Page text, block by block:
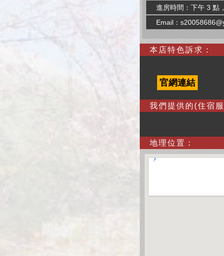
進房時間：下午 3 點
Email：
本店特色訴求：
官網連結
我們提供的(住宿
地理位置：